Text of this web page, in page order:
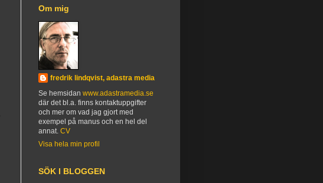
Om mig
fredrik lindqvist, adastra media
Se hemsidan www.adastramedia.se
där det bl.a. finns kontaktuppgifter
och mer om vad jag gjort med
exempel på manus och en hel del
annat. CV
Visa hela min profil
SÖK I BLOGGEN